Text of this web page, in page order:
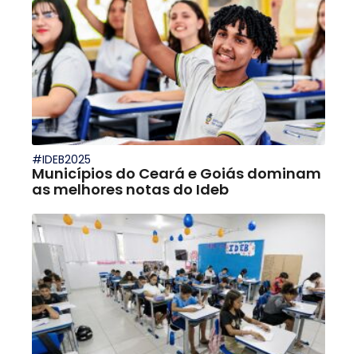
#IDEB2025
Municípios do Ceará e Goiás dominam
as melhores notas do Ideb